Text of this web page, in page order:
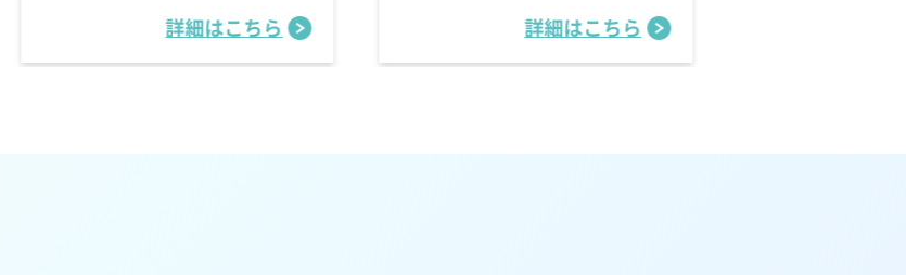
詳細はこちら 詳細はこちら